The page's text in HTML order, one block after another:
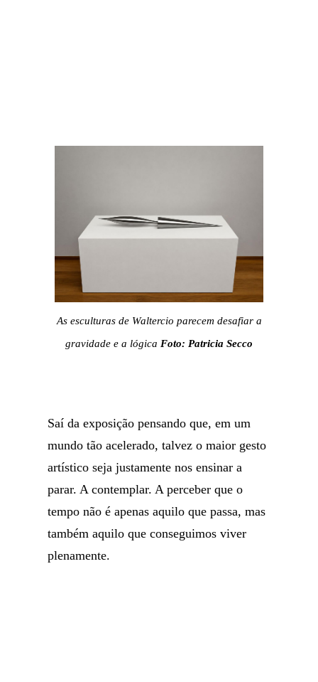
As esculturas de Waltercio parecem desafiar a
gravidade e a lógica Foto: Patricia Secco
Saí da exposição pensando que, em um
mundo tão acelerado, talvez o maior gesto
artístico seja justamente nos ensinar a
parar. A contemplar. A perceber que o
tempo não é apenas aquilo que passa, mas
também aquilo que conseguimos viver
plenamente.